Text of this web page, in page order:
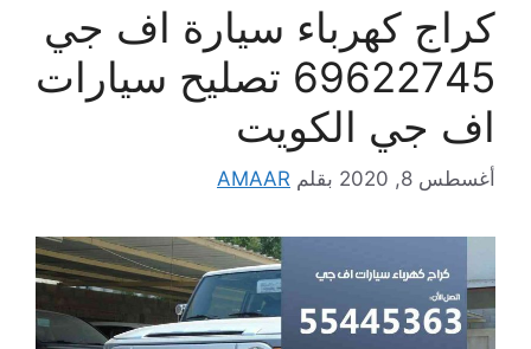
كراج كهرباء سيارة اف جي
69622745 تصليح سيارات
اف جي الكويت
أغسطس 8, 2020 بقلم AMAAR